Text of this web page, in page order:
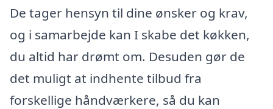
De tager hensyn til dine ønsker og krav,
og i samarbejde kan I skabe det køkken,
du altid har drømt om. Desuden gør de
det muligt at indhente tilbud fra
forskellige håndværkere, så du kan